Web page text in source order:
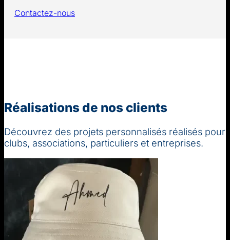
Contactez-nous
Réalisations de nos clients
Découvrez des projets personnalisés réalisés pour
clubs, associations, particuliers et entreprises.